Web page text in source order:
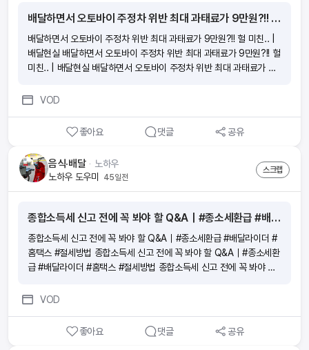
배달하면서 오토바이 주정차 위반 최대 과태료가 9만원?!! 헐 미친.. | 배달현실
배달하면서 오토바이 주정차 위반 최대 과태료가 9만원?!! 헐 미친.. |
배달현실 배달하면서 오토바이 주정차 위반 최대 과태료가 9만원?!! 헐
미친.. | 배달현실 배달하면서 오토바이 주정차 위반 최대 과태료가 9
태료가 9만원?!! 헐 미친.. | 배달현실
VOD
좋아요 댓글 공유
음식·배달ᆞ 노하우
노하우 도우미
45일전
스크랩
종합소득세 신고 전에 꼭 봐야 할 Q&A｜#종소세환급 #배달라이더 #홈택스 #절세방법
종합소득세 신고 전에 꼭 봐야 할 Q&A｜#종소세환급 #배달라이더 #
홈택스 #절세방법 종합소득세 신고 전에 꼭 봐야 할 Q&A｜#종소세환
급 #배달라이더 #홈택스 #절세방법 종합소득세 신고 전에 꼭 봐야 할
고 전에 꼭 봐야 할 Q&A｜#종소세환급 #배달라이더 #홈택스 #절세
VOD
좋아요 댓글 공유